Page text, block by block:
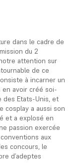
dans le cadre de
du 2
attention sur
de ce
à incarner un
avoir créé soi-
des Etats-Unis, et
cosplay a aussi son
et a explosé en
passion exercée
aux
concours, le
d’adeptes